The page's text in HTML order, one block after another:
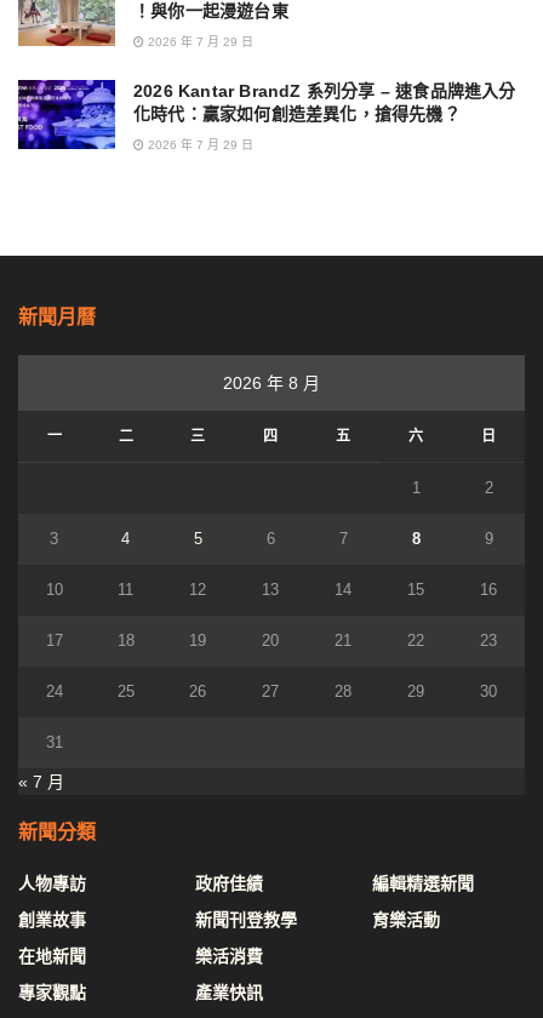
！與你一起漫遊台東
2026 年 7 月 29 日
2026 Kantar BrandZ 系列分享 – 速食品牌進入分
化時代：贏家如何創造差異化，搶得先機？
2026 年 7 月 29 日
新聞月曆
2026 年 8 月
一 二 三 四 五 六 日
1 2
3 4 5 6 7 8 9
10 11 12 13 14 15 16
17 18 19 20 21 22 23
24 25 26 27 28 29 30
31
« 7 月
新聞分類
人物專訪
創業故事
在地新聞
專家觀點
政府佳績
新聞刊登教學
樂活消費
產業快訊
編輯精選新聞
育樂活動